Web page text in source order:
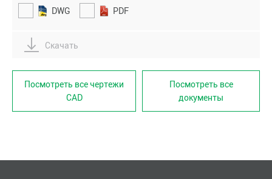
DWG PDF
Скачать
Посмотреть все чертежи
CAD
Посмотреть все
документы